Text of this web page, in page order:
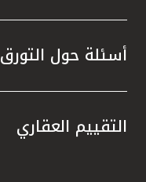
أسئلة حول التورق
التقييم العقاري